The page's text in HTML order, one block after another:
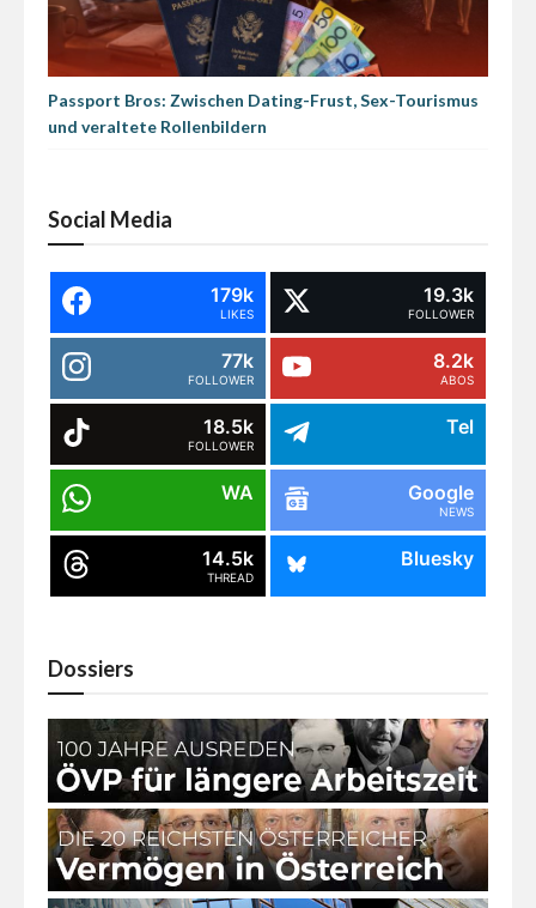
Passport Bros: Zwischen Dating-Frust, Sex-Tourismus
und veraltete Rollenbildern
Social Media
179k
LIKES
19.3k
FOLLOWER
77k
FOLLOWER
8.2k
ABOS
18.5k
FOLLOWER
Tel
WA Google
NEWS
14.5k
THREAD
Bluesky
Dossiers